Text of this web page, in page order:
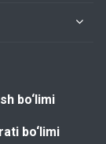
bo‘limi
bo‘limi